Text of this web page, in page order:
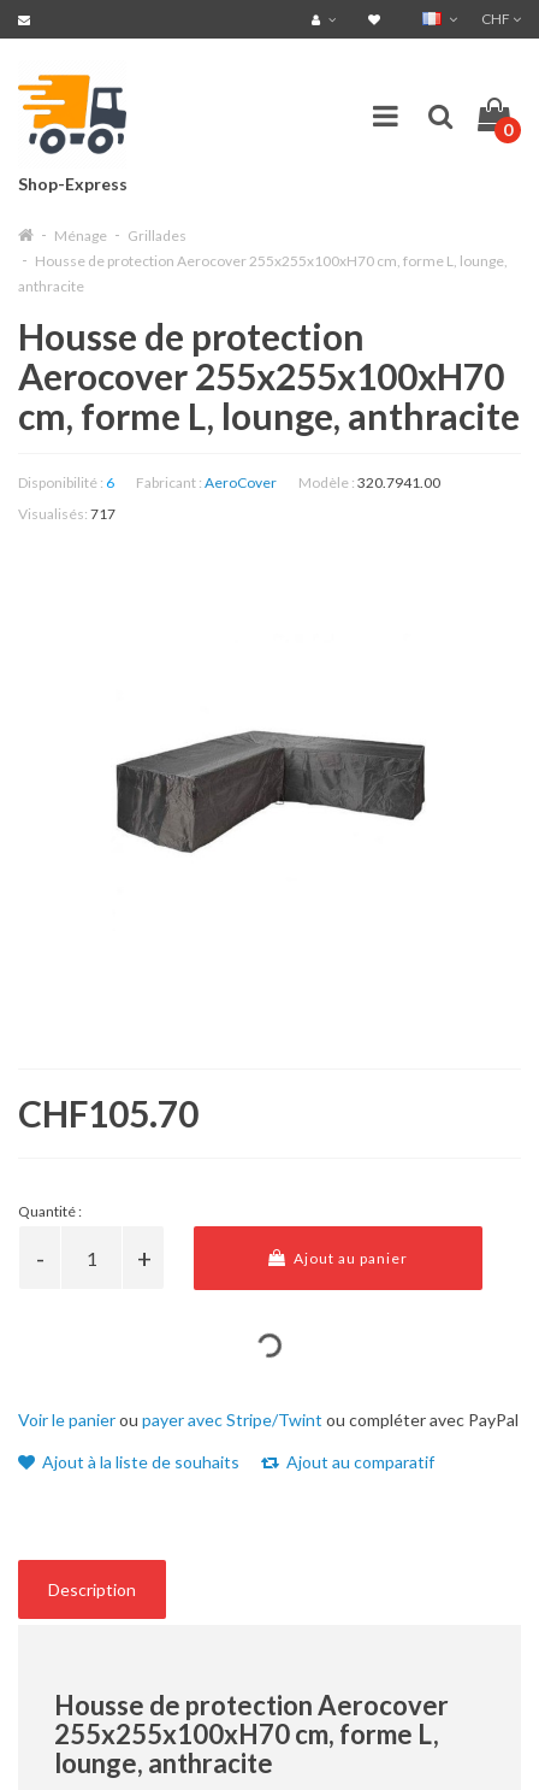
CHF
Shop-Express
0
Ménage
Grillades
Housse de protection Aerocover 255x255x100xH70 cm, forme L, lounge,
anthracite
Housse de protection
Aerocover 255x255x100xH70
cm, forme L, lounge, anthracite
Disponibilité : 6 Fabricant : AeroCover Modèle : 320.7941.00
Visualisés: 717
CHF105.70
Quantité :
Ajout au panier
Voir le panierou payer avec Stripe/Twint ou compléter avec PayPal
Ajout à la liste de souhaits Ajout au comparatif
Description
Housse de protection Aerocover
255x255x100xH70 cm, forme L,
lounge, anthracite